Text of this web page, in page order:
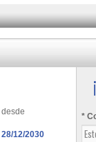
desde
28/12/2030
*